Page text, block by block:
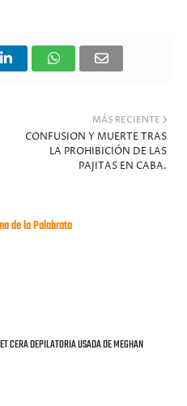
MÁS RECIENTE
CONFUSION Y MUERTE TRAS
LA PROHIBICIÓN DE LAS
PAJITAS EN CABA.
de la Palabrota
CERA DEPILATORIA USADA DE MEGHAN